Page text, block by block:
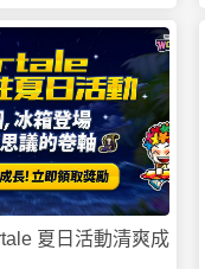
夏日活動清爽成